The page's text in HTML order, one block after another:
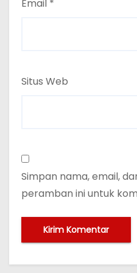
Email *
Situs Web
Simpan nama, email,
peramban ini untuk